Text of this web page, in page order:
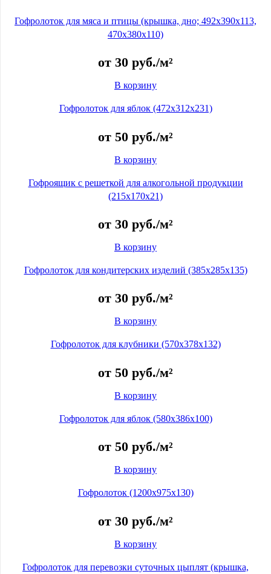
Гофролоток для мяса и птицы (крышка, дно; 492x390x113,
470x380x110)
от 30 руб./м²
В корзину
Гофролоток для яблок (472x312x231)
от 50 руб./м²
В корзину
Гофроящик с решеткой для алкогольной продукции
(215x170x21)
от 30 руб./м²
В корзину
Гофролоток для кондитерских изделий (385x285x135)
от 30 руб./м²
В корзину
Гофролоток для клубники (570x378x132)
от 50 руб./м²
В корзину
Гофролоток для яблок (580x386x100)
от 50 руб./м²
В корзину
Гофролоток (1200x975x130)
от 30 руб./м²
В корзину
Гофролоток для перевозки суточных цыплят (крышка,